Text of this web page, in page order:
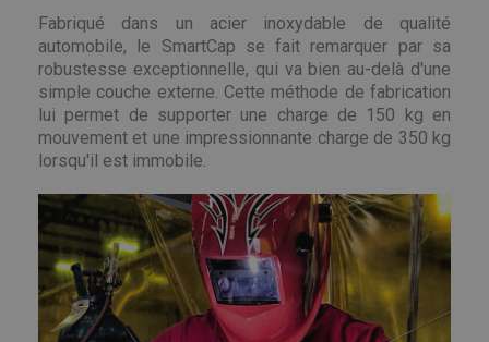
Fabriqué dans un acier inoxydable de qualité
automobile, le SmartCap se fait remarquer par sa
robustesse exceptionnelle, qui va bien au-delà d'une
simple couche externe. Cette méthode de fabrication
lui permet de supporter une charge de 150 kg en
mouvement et une impressionnante charge de 350 kg
lorsqu'il est immobile.